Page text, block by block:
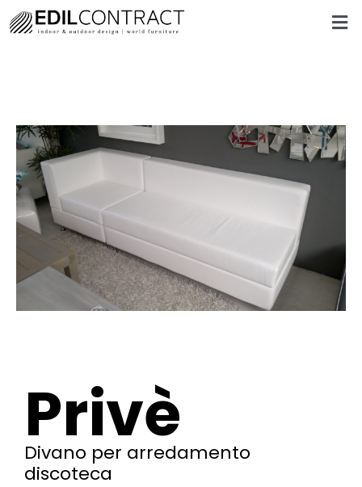
Privè
Divano per arredamento
discoteca